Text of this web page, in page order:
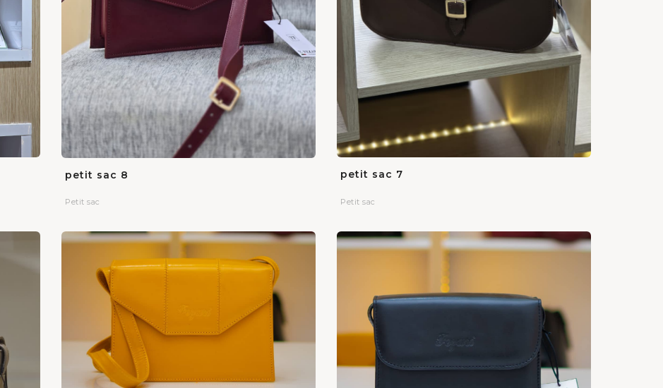
petit sac 8
Petit sac
petit sac 7
Petit sac